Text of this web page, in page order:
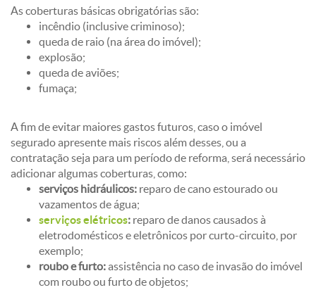
As coberturas básicas obrigatórias são:
incêndio (inclusive criminoso);
queda de raio (na área do imóvel);
explosão;
queda de aviões;
fumaça;
A fim de evitar maiores gastos futuros, caso o imóvel
segurado apresente mais riscos além desses, ou a
contratação seja para um período de reforma, será necessário
adicionar algumas coberturas, como:
serviços hidráulicos: reparo de cano estourado ou
vazamentos de água;
serviços elétricos: reparo de danos causados à
eletrodomésticos e eletrônicos por curto-circuito, por
exemplo;
roubo e furto:assistência no caso de invasão do imóvel
com roubo ou furto de objetos;